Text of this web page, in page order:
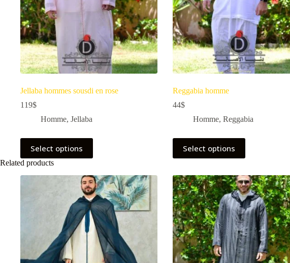
Jellaba hommes sousdi en rose
119$
Homme, Jellaba
Select options
Reggabia homme
44$
Homme, Reggabia
Select options
Related products